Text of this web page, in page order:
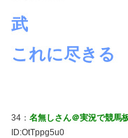
武
これに尽きる
34： 名無しさん＠実況で競馬
ID:OtTppg5u0